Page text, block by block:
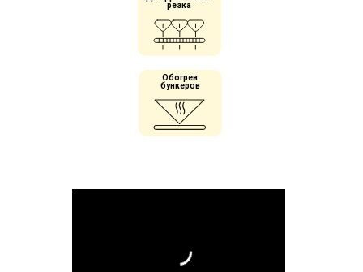
которого основан на непрерывном
Обогрев
бункеров
резка